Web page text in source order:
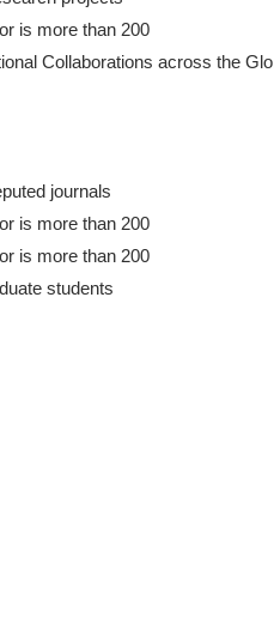
is more than 200
Collaborations across the
journals
is more than 200
is more than 200
students